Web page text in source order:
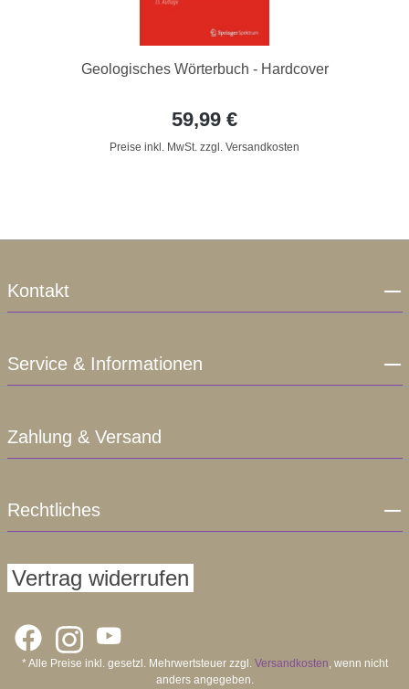
Geologisches Wörterbuch - Hardcover
59,99 €
Preise inkl. MwSt. zzgl. Versandkosten
Kontakt
Service & Informationen
Zahlung & Versand
Rechtliches
Vertrag widerrufen
* Alle Preise inkl. gesetzl. Mehrwertsteuer zzgl. Versandkosten, wenn nicht
anders angegeben.